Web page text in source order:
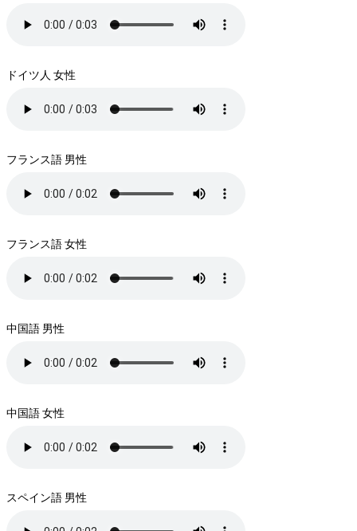
ドイツ人 女性
フランス語 男性
フランス語 女性
中国語 男性
中国語 女性
スペイン語 男性